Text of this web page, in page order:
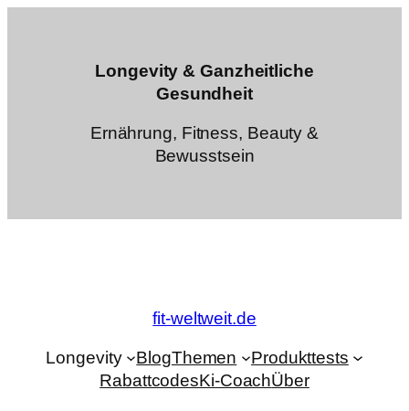
Longevity & Ganzheitliche
Gesundheit
Ernährung, Fitness, Beauty &
Bewusstsein
fit-weltweit.de
Longevity BlogThemen
Produkttests
RabattcodesKi-CoachÜber